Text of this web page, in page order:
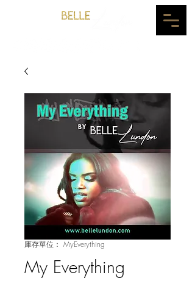
庫存單位： MyEverything
My Everything